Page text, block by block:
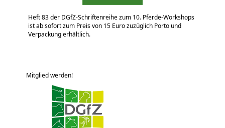
Heft 83 der DGfZ-Schriftenreihe zum 10. Pferde-Workshops
ist ab sofort zum Preis von 15 Euro zuzüglich Porto und
Verpackung erhältlich.
Mitglied werden!